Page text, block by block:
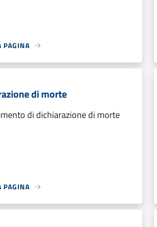
PAGINA
di morte
di dichiarazione di morte
PAGINA